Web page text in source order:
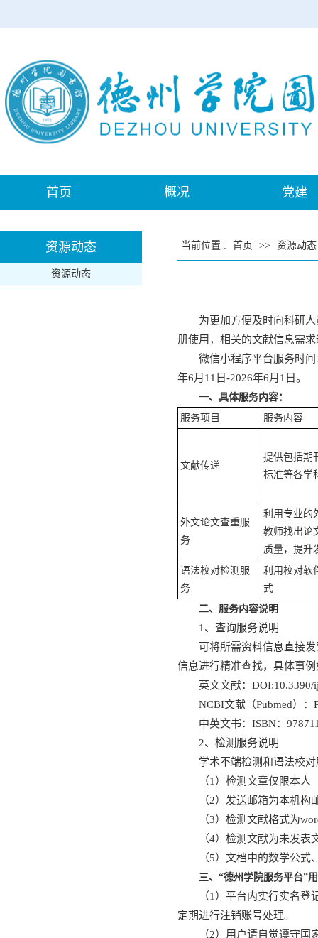
首页 概况 党建
资源动态
资源动态
当前位置 : 首页 >> 资源动态
为更加方便及时向科研
册使用，相关的文献信息需
微信小程序平台服务时
年6月11日-2026年6月1日。
一、具体服务内容：
服务项目
服务内容
文献传递
提供包括期
标准等各学
外文论文查重服
务
利用专业的
教师找出论
质量，提升
语法校对检测服
务
利用校对软
式
二、服务内容说明
1、查询服务说明
可将所需资料信息直接
信息进行精准查找，具体事例
英文文献：DOI:10.3390/
NCBI文献（Pubmed）：
中英文书：ISBN：
2、检测服务说明
学术不端检测和语法校
（1）检测文章仅限本人
（2）发送邮箱为本机
（3）检测文献格式为
（4）检测文献为未发表
（5）文档中的数学公
三、 “德州学院服务平台”
（1）平台内实行实名
定期进行注销账号处理。
（2）用户请自觉遵守